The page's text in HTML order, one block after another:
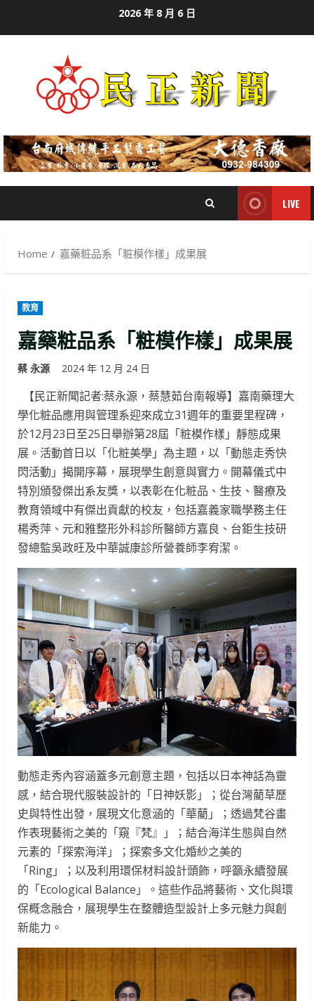
2026 年 8 月 6 日
LIVE
Home 嘉藥粧品系「粧模作樣」成果展
教育
嘉藥粧品系「粧模作樣」成果展
蔡 永源 2024 年 12 月 24 日
【民正新聞記者:蔡永源，蔡慧茹台南報導】嘉南藥理大
學化粧品應用與管理系迎來成立31週年的重要里程碑，
於12月23日至25日舉辦第28屆「粧模作樣」靜態成果
展。活動首日以「化粧美學」為主題，以「動態走秀快
閃活動」揭開序幕，展現學生創意與實力。開幕儀式中
特別頒發傑出系友獎，以表彰在化粧品、生技、醫療及
教育領域中有傑出貢獻的校友，包括嘉義家職學務主任
楊秀萍、元和雅整形外科診所醫師方嘉良、台鉅生技研
發總監吳政旺及中華誠康診所營養師李宥潔。
動態走秀內容涵蓋多元創意主題，包括以日本神話為靈
感，結合現代服裝設計的「日神妖影」；從台灣藺草歷
史與特性出發，展現文化意涵的「華藺」；透過梵谷畫
作表現藝術之美的「窺『梵』」；結合海洋生態與自然
元素的「探索海洋」；探索多文化婚紗之美的
「Ring」；以及利用環保材料設計頭飾，呼籲永續發展
的「Ecological Balance」。這些作品將藝術、文化與環
保概念融合，展現學生在整體造型設計上多元魅力與創
新能力。